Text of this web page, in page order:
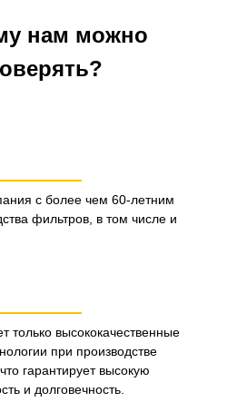
нам можно
с более чем 60-летним
фильтров, в том числе и
только высококачественные
при производстве
гарантирует высокую
и долговечность.